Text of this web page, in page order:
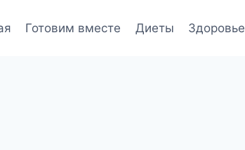
Готовим вместе Диеты Здоровье